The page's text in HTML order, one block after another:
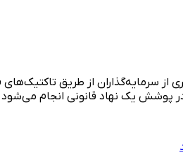
از سرمایه‌گذاران از طریق
پوشش یک نهاد قانونی انجام